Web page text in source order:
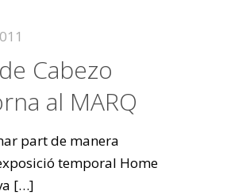
Cabezo
al MARQ
part de manera
temporal Home
[…]